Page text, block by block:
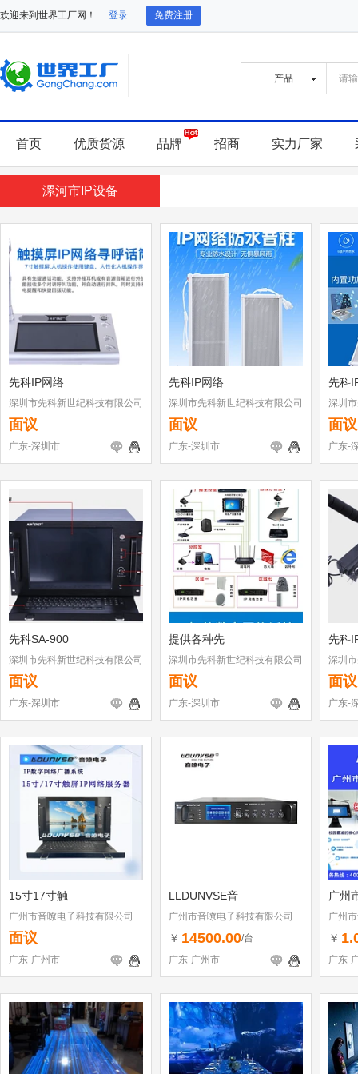
欢迎来到世界工厂网！ 登录 免费注册
首页 优质货源 品牌 招商 实力厂家
漯河市IP设备
先科IP网络
深圳市先科新世纪科技有限公司
面议
广东-深圳市
先科IP网络
深圳市先科新世纪科技有限公司
面议
广东-深圳市
先科
深圳
面议
广东-
先科SA-900
深圳市先科新世纪科技有限公司
面议
广东-深圳市
提供各种先
深圳市先科新世纪科技有限公司
面议
广东-深圳市
先科
深圳
面议
广东-
15寸17寸触
广州市音嘹电子科技有限公司
面议
广东-广州市
LLDUNVSE音
广州市音嘹电子科技有限公司
￥ 14500.00/台
广东-广州市
广州
广州
￥
广东-